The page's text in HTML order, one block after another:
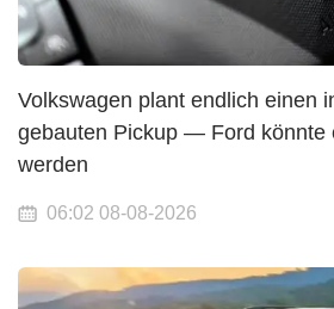
Volkswagen plant endlich einen
gebauten Pickup — Ford könnte
werden
06:02 08-08-2026